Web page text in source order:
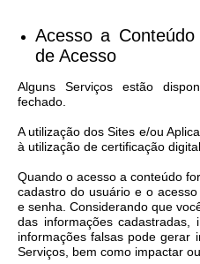
Acesso a
de Acesso​
Alguns Serviços estão
fechado.
A utilização dos Sites e/ou
à utilização de certificação
Quando o acesso a conteúdo
cadastro do usuário e o
e senha. Considerando que
das informações
informações falsas pode gerar
Serviços, bem como impactar